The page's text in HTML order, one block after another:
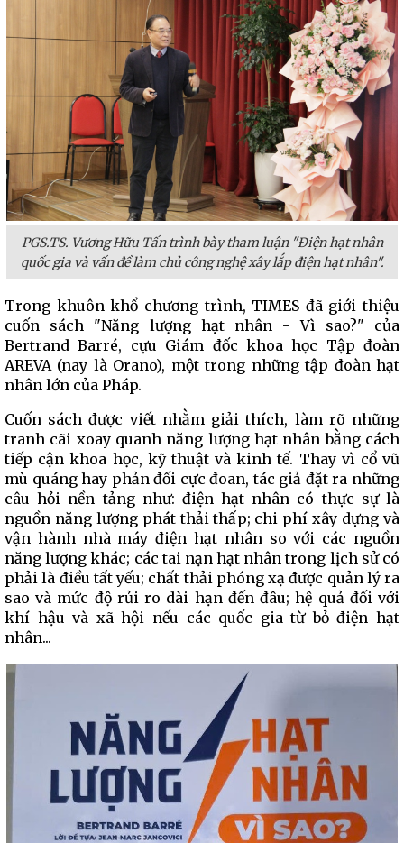
PGS.TS. Vương Hữu Tấn trình bày tham luận "Điện hạt nhân
quốc gia và vấn đề làm chủ công nghệ xây lắp điện hạt nhân".
Trong khuôn khổ chương trình, TIMES đã giới thiệu
cuốn sách "Năng lượng hạt nhân - Vì sao?" của
Bertrand Barré, cựu Giám đốc khoa học Tập đoàn
AREVA (nay là Orano), một trong những tập đoàn hạt
nhân lớn của Pháp.
Cuốn sách được viết nhằm giải thích, làm rõ những
tranh cãi xoay quanh năng lượng hạt nhân bằng cách
tiếp cận khoa học, kỹ thuật và kinh tế. Thay vì cổ vũ
mù quáng hay phản đối cực đoan, tác giả đặt ra những
câu hỏi nền tảng như: điện hạt nhân có thực sự là
nguồn năng lượng phát thải thấp; chi phí xây dựng và
vận hành nhà máy điện hạt nhân so với các nguồn
năng lượng khác; các tai nạn hạt nhân trong lịch sử có
phải là điều tất yếu; chất thải phóng xạ được quản lý ra
sao và mức độ rủi ro dài hạn đến đâu; hệ quả đối với
khí hậu và xã hội nếu các quốc gia từ bỏ điện hạt
nhân...